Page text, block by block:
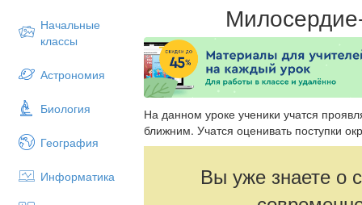
Начальные
классы
Астрономия
Биология
География
Информатика
На данном уроке ученики учатся
ближним. Учатся оценивать поступки
Вы уже знаете о